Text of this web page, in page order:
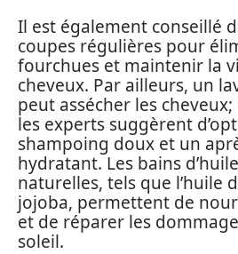
Il est également conseillé
coupes régulières pour
fourchues et maintenir la
cheveux. Par ailleurs, un
peut assécher les
les experts suggèrent
shampoing doux et un
hydratant. Les bains
naturelles, tels que l’huile
jojoba, permettent de
et de réparer les
soleil.